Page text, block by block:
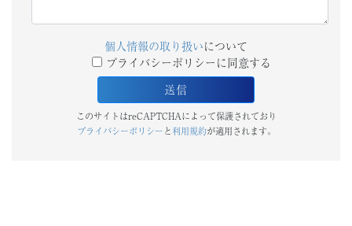
個人情報の取り扱いについて
プライバシーポリシーに同意する
このサイトはreCAPTCHAによって保護されており
プライバシーポリシーと 利用規約が適用されます。